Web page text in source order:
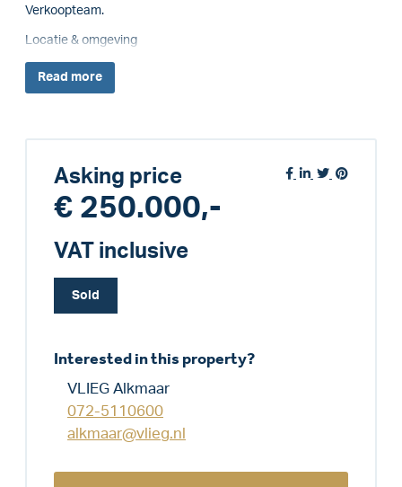
Verkoopteam.
Locatie & omgeving
Read more
Asking price
€ 250.000,-
VAT inclusive
Sold
Interested in this property?
VLIEG Alkmaar
072-5110600
alkmaar@vlieg.nl